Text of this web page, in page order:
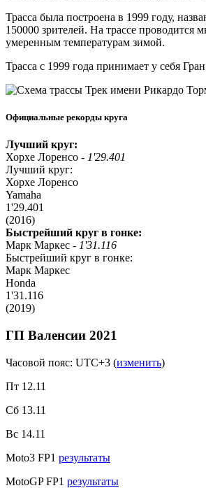
Трасса была построена в 1999 году,
150000 зрителей. На трассе проводится
умеренным температурам зимой.
Трасса с 1999 года принимает у себя
Официальные рекорды круга
Лучший круг:
Хорхе Лоренсо - 1'29.401
Лучший круг:
Хорхе Лоренсо
Yamaha
1'29.401
(2016)
Быстрейший круг в гонке:
Марк Маркес - 1'31.116
Быстрейший круг в гонке:
Марк Маркес
Honda
1'31.116
(2019)
ГП Валенсии 2021
Часовой пояс: UTC+3 (изменить)
Пт 12.11
Сб 13.11
Вс 14.11
Moto3 FP1 результаты
MotoGP FP1 результаты